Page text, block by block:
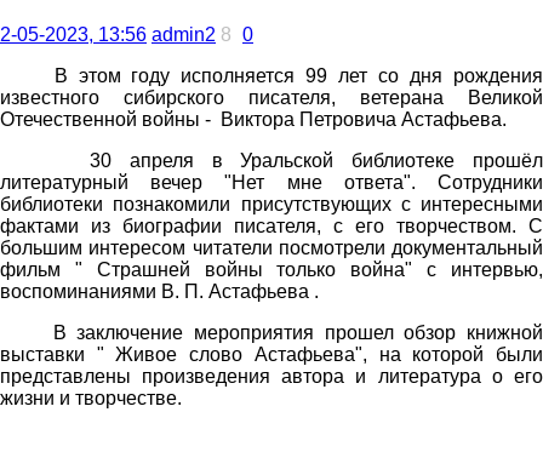
2-05-2023, 13:56 admin2 8 0
В этом году исполняется 99 лет со дня рождения
известного сибирского писателя, ветерана Великой
Отечественной войны - Виктора Петровича Астафьева.
30 апреля в Уральской библиотеке прошёл
литературный вечер "Нет мне ответа". Сотрудники
библиотеки познакомили присутствующих с интересными
фактами из биографии писателя, с его творчеством. С
большим интересом читатели посмотрели документальный
фильм " Страшней войны только война" с интервью,
воспоминаниями В. П. Астафьева .
В заключение мероприятия прошел обзор книжной
выставки " Живое слово Астафьева", на которой были
представлены произведения автора и литература о его
жизни и творчестве.